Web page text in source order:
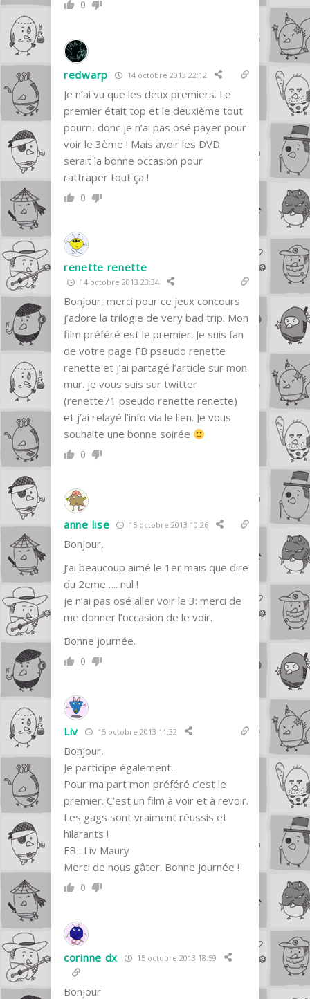
0
redwarp 14 octobre 2013 22:12
Je n’ai vu que les deux premiers. Le
premier était top et le deuxième tout
pourri, donc je n’ai pas osé payer pour
voir le 3ème ! Mais avoir les DVD
serait la bonne occasion pour
rattraper tout ça !
0
renette renette
14 octobre 2013 23:34
Bonjour, merci pour ce jeux concours
j’adore la trilogie de very bad trip. Mon
film préféré est le premier. Je suis fan
de votre page FB pseudo renette
renette et j’ai partagé l’article sur mon
mur. je vous suis sur twitter
(renette71 pseudo renette renette)
et j’ai relayé l’info via le lien. Je vous
souhaite une bonne soirée
0
anne lise 15 octobre 2013 10:26
Bonjour,
J’ai beaucoup aimé le 1er mais que dire
du 2eme….. nul !
je n’ai pas osé aller voir le 3: merci de
me donner l’occasion de le voir.
Bonne journée.
0
Liv 15 octobre 2013 11:32
Bonjour,
Je participe également.
Pour ma part mon préféré c’est le
premier. C’est un film à voir et à revoir.
Les gags sont vraiment réussis et
hilarants !
FB : Liv Maury
Merci de nous gâter. Bonne journée !
0
corinne dx 15 octobre 2013 18:59
Bonjour